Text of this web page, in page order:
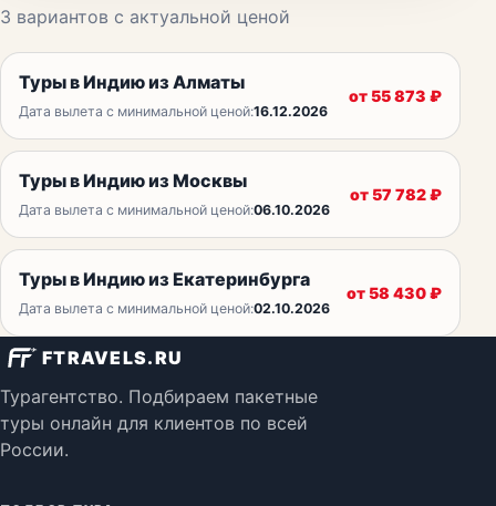
3 вариантов с актуальной ценой
Туры в Индию из Алматы
Дата вылета с минимальной ценой:16.12.2026
от55 873 ₽
Туры в Индию из Москвы
Дата вылета с минимальной ценой:06.10.2026
от57 782₽
Туры в Индию из Екатеринбурга
Дата вылета с минимальной ценой:02.10.2026
от58 430₽
FTRAVELS.RU
Турагентство. Подбираем пакетные
туры онлайн для клиентов по всей
России.